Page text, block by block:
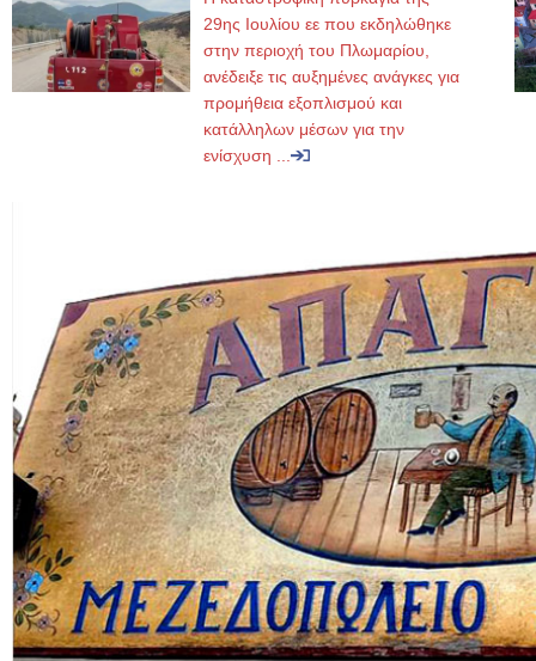
29ης Ιουλίου εε που εκδηλώθηκε
στην περιοχή του Πλωμαρίου,
ανέδειξε τις αυξημένες ανάγκες για
προμήθεια εξοπλισμού και
κατάλληλων μέσων για την
ενίσχυση ...